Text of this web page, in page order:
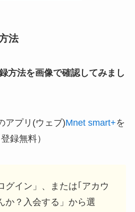
法
方法を画像で確認してみまし
アプリ(ウェブ)Mnet smart+を
録無料）
イン」、または｢アカウ
か？入会する」から選